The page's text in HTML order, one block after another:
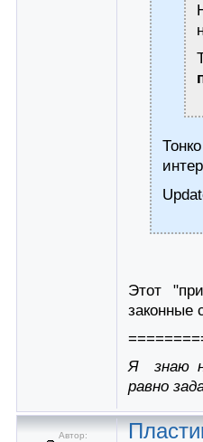
Этот
законные
Я знаю
равно
Автор: